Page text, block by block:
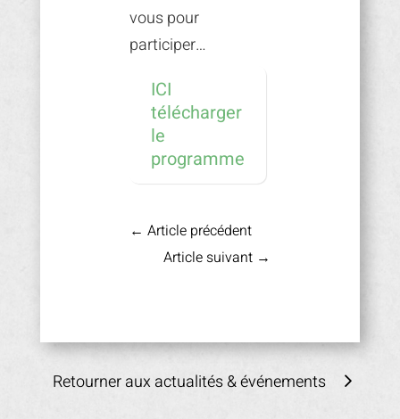
vous pour
participer…
ICI
télécharger
le
programme
← Article précédent
Article suivant →
Retourner aux actualités & événements